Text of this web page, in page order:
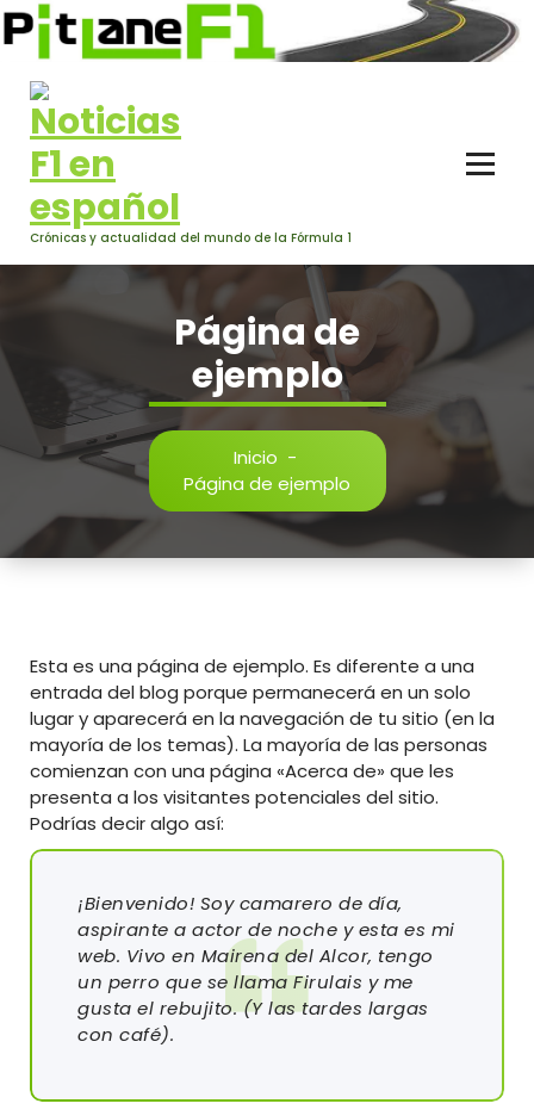
Saltar
al
contenido
Crónicas y actualidad del mundo de la Fórmula 1
Página de
ejemplo
Inicio -
Página de ejemplo
Esta es una página de ejemplo. Es diferente a una
entrada del blog porque permanecerá en un solo
lugar y aparecerá en la navegación de tu sitio (en la
mayoría de los temas). La mayoría de las personas
comienzan con una página «Acerca de» que les
presenta a los visitantes potenciales del sitio.
Podrías decir algo así:
¡Bienvenido! Soy camarero de día,
aspirante a actor de noche y esta es mi
web. Vivo en Mairena del Alcor, tengo
un perro que se llama Firulais y me
gusta el rebujito. (Y las tardes largas
con café).